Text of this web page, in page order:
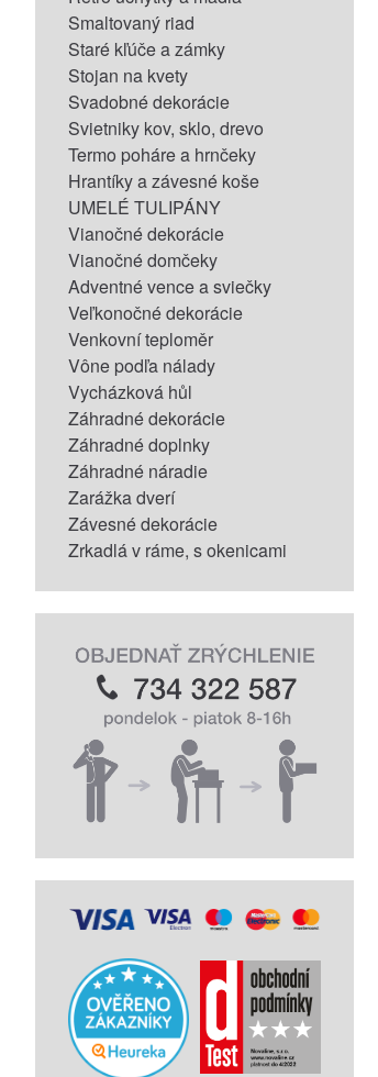
Smaltovaný riad
Staré kľúče a zámky
Stojan na kvety
Svadobné dekorácie
Svietniky kov, sklo, drevo
Termo poháre a hrnčeky
Hrantíky a závesné koše
UMELÉ TULIPÁNY
Vianočné dekorácie
Vianočné domčeky
Adventné vence a sviečky
Veľkonočné dekorácie
Venkovní teploměr
Vône podľa nálady
Vycházková hůl
Záhradné dekorácie
Záhradné doplnky
Záhradné náradie
Zarážka dverí
Závesné dekorácie
Zrkadlá v ráme, s okenicami